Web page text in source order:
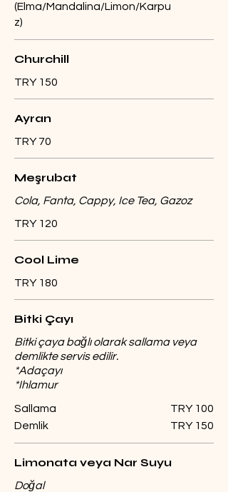
(Elma/Mandalina/Limon/Karpu
z)
Churchill
TRY 150
Ayran
TRY 70
Meşrubat
Cola, Fanta, Cappy, Ice Tea, Gazoz
TRY 120
Cool Lime
TRY 180
Bitki Çayı
Bitki çaya bağlı olarak sallama veya
demlikte servis edilir.
*Adaçayı
*Ihlamur
Sallama
TRY 100
Demlik
TRY 150
Limonata veya Nar Suyu
Doğal